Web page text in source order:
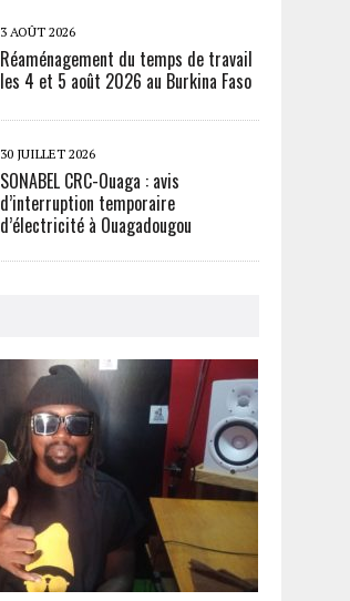
3 AOÛT 2026
Réaménagement du temps de travail
les 4 et 5 août 2026 au Burkina Faso
30 JUILLET 2026
SONABEL CRC-Ouaga : avis
d’interruption temporaire
d’électricité à Ouagadougou